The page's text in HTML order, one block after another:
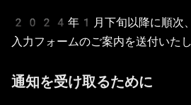
2024年1月下旬以降に順次、
入力フォームのご案内を送付いたし
通知を受け取るために